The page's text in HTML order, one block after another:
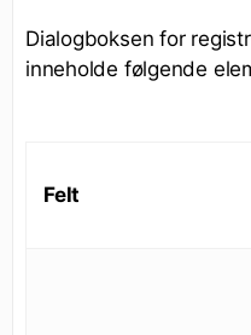
Dialogboksen for
inneholde følgende
Felt